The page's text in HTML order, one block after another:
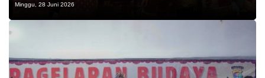
Minggu, 28 Juni 2026